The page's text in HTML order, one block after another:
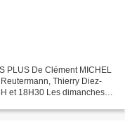
PLUS De Clément MICHEL
Thierry Diez-
et 18H30 Les dimanches à